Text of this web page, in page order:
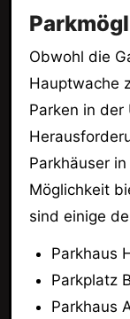
Obwohl die
Hauptwache
Parken in der
Parkhäuser
Möglichkeit
sind einige
Parkhaus
Parkplatz
Parkhaus